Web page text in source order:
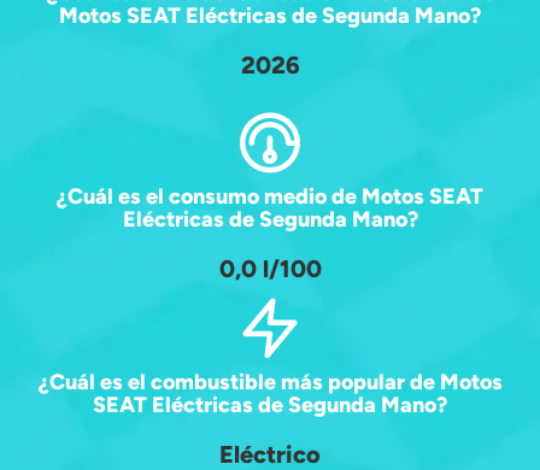
Motos SEAT Eléctricas de Segunda Mano?
2026
¿Cuál es el consumo medio de Motos SEAT
Eléctricas de Segunda Mano?
0,0 l/100
¿Cuál es el combustible más popular de Motos
SEAT Eléctricas de Segunda Mano?
Eléctrico